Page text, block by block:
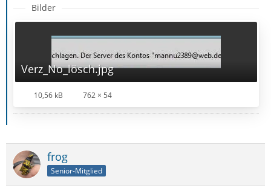
Bilder
Verz_No_lösch.jpg
10,56 kB 762 × 54
frog
Senior-Mitglied